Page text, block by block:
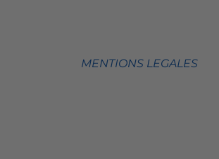
MENTIONS LEGALES